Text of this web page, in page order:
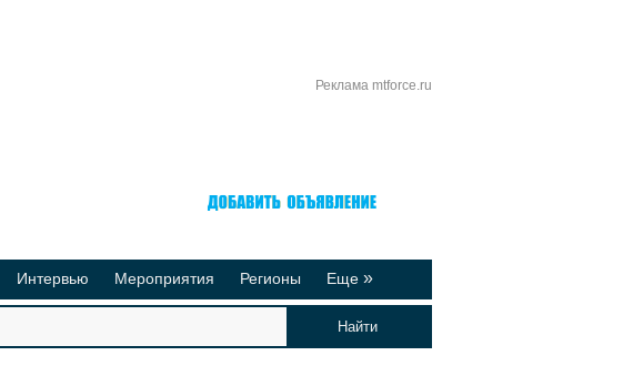
Реклама mtforce.ru
Интервью Мероприятия Регионы Еще »
Реклама на сайте